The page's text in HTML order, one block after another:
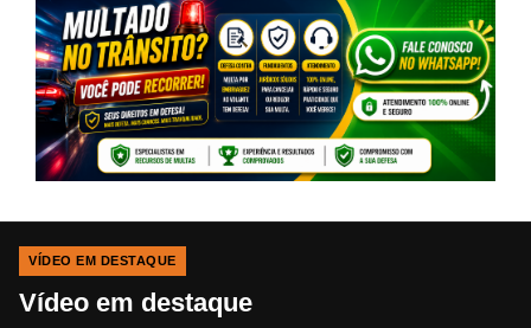
VÍDEO EM DESTAQUE
Vídeo em destaque